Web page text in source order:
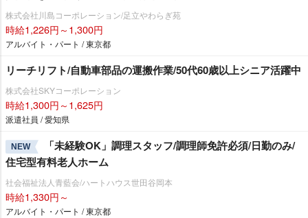
株式会社川島コーポレーション/足立やわらぎ苑
時給1,226円～1,300円
アルバイト・パート / 東京都
リーチリフト/自動車部品の運搬作業/50代60歳以上シニア活躍中
株式会社SKYコーポレーション
時給1,300円～1,625円
派遣社員 / 愛知県
NEW
「未経験OK」調理スタッフ/調理師免許必須/日勤のみ/
住宅型有料老人ホーム
社会福祉法人青藍会/ハートハウス世田谷岡本
時給1,330円～
アルバイト・パート / 東京都